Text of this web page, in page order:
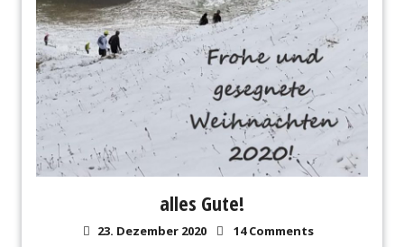
alles Gute!
23. Dezember 2020 14 Comments